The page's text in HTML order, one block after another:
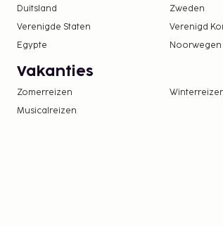
Duitsland
Zweden
Verenigde Staten
Verenigd
Egypte
Noorwegen
Vakanties
Zomerreizen
Musicalreizen